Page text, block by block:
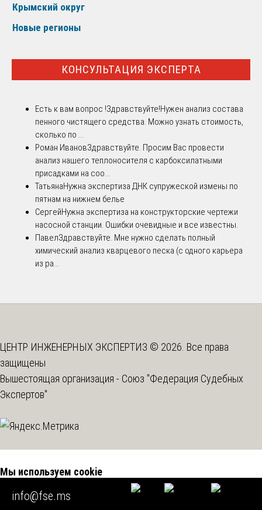
Крымский округ
Новые регионы
КОНСУЛЬТАЦИЯ ЭКСПЕРТА
Есть к вам вопрос !Здравствуйте!Нужен анализ состава
пенного чистящего средства. Можно узнать стоимость,
сколько по ...
Роман ИвановЗдравствуйте. Просим Вас провести
анализ нашего теплоносителя с карбоксилатными
присадками на соо...
ТатьянаНужна экспертиза ДНК супружеской измены по
пятнам на нижнем белье
СергейНужна экспертиза на конструкторские чертежи
насосной станции. Ошибки очевидные и все известны.
ПавелЗдравствуйте. Мне нужно сделать полный
химический анализ кварцевого песка (с одного карьера
из ра...
ЦЕНТР ИНЖЕНЕРНЫХ ЭКСПЕРТИЗ © 2026. Все права
защищены
Вышестоящая организация - Союз "Федерация Судебных
Экспертов"
info@fse.ms
Мы используем cookie
Во время посещения нашего сайта вы соглашаетесь с тем,